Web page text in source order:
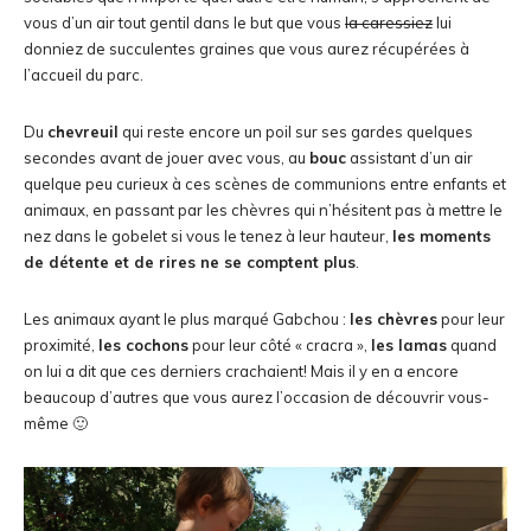
vous d’un air tout gentil dans le but que vous la caressiezlui
donniez de succulentes graines que vous aurez récupérées à
l’accueil du parc.
Du chevreuil qui reste encore un poil sur ses gardes quelques
secondes avant de jouer avec vous, au bouc assistant d’un air
quelque peu curieux à ces scènes de communions entre enfants et
animaux, en passant par les chèvres qui n’hésitent pas à mettre le
nez dans le gobelet si vous le tenez à leur hauteur, les moments
de détente et de rires ne se comptent plus
Les animaux ayant le plus marqué Gabchou : les chèvrespour leur
proximité, les cochonspour leur côté « cracra », les lamas quand
on lui a dit que ces derniers crachaient! Mais il y en a encore
beaucoup d’autres que vous aurez l’occasion de découvrir vous-
même 🙂